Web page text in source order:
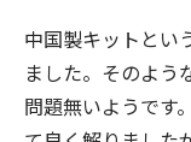
中国製キットとい
ました。そのよう
問題無いようです